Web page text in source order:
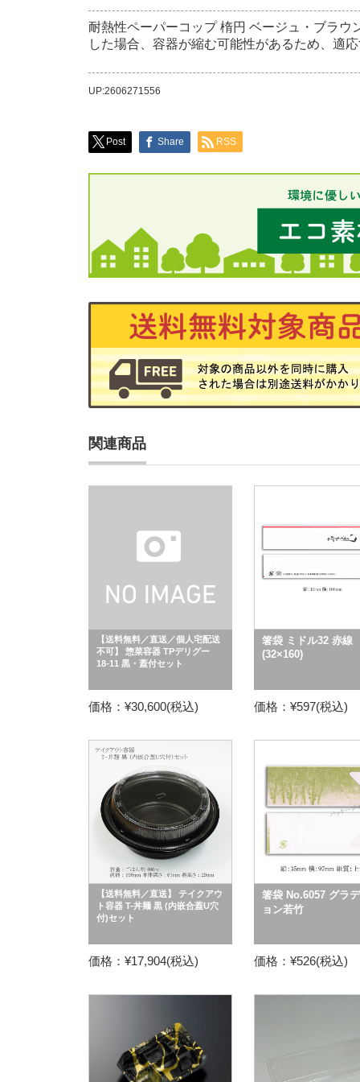
耐熱性ペーパーコップ 楕円 ベージュ・ブラ
した場合、容器が縮む可能性があるため、適
UP:2606271556
Post Share RSS
関連商品
【送料無料／直送／個人宅配送
不可】 惣菜容器 TPデリグー
18-11 黒・蓋付セット
価格：¥30,600(税込)
箸袋 ミドル32 赤線
(32×160)
価格：¥597(税込)
【送料無料／直送】 テイクアウ
ト容器 T-丼麺 黒 (内嵌合蓋U穴
付)セット
価格：¥17,904(税込)
箸袋 No.6057 グラ
ョン若竹
価格：¥526(税込)